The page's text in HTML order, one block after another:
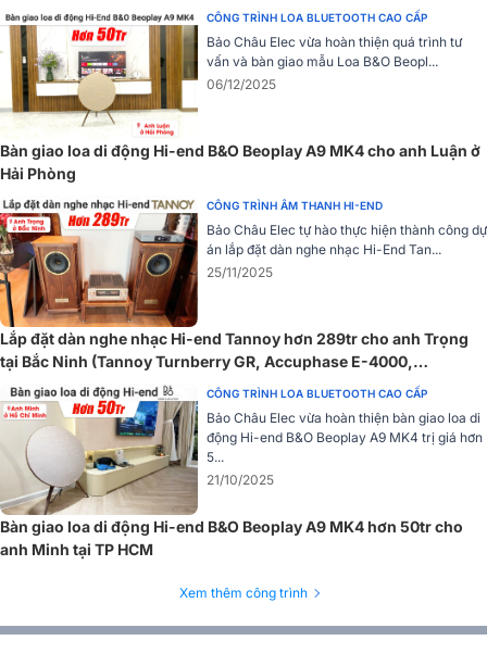
Biến áp nguồn và biến áp xuất âm của Unison Research Sinfonia có
kích thước khá lớn, được bố trí gọn gàng phía sau máy và giấu
trong 3 bộ nắp chụp vuông vắn.
CÔNG TRÌNH LOA BLUETOOTH CAO CẤP
Bảo Châu Elec vừa hoàn thiện quá trình tư
vấn và bàn giao mẫu Loa B&O Beopl...
06/12/2025
Bàn giao loa di động Hi-end B&O Beoplay A9 MK4 cho anh Luận ở
Hải Phòng
CÔNG TRÌNH ÂM THANH HI-END
Bảo Châu Elec tự hào thực hiện thành công dự
án lắp đặt dàn nghe nhạc Hi-End Tan...
25/11/2025
Lắp đặt dàn nghe nhạc Hi-end Tannoy hơn 289tr cho anh Trọng
tại Bắc Ninh (Tannoy Turnberry GR, Accuphase E-4000,
Cambridge Audio CXN100)
CÔNG TRÌNH LOA BLUETOOTH CAO CẤP
Bảo Châu Elec vừa hoàn thiện bàn giao loa di
động Hi-end B&O Beoplay A9 MK4 trị giá hơn
5...
21/10/2025
Bàn giao loa di động Hi-end B&O Beoplay A9 MK4 hơn 50tr cho
anh Minh tại TP HCM
Xem thêm công trình